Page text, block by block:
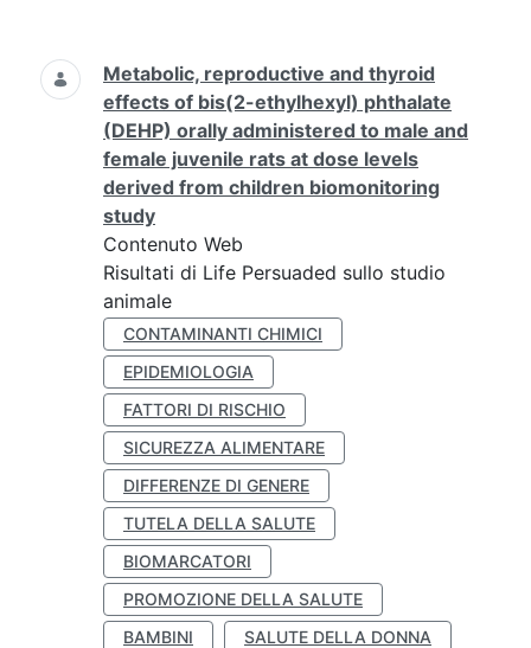
Ricerca
Metabolic, reproductive and thyroid
effects of bis(2-ethylhexyl) phthalate
(DEHP) orally administered to male and
female juvenile rats at dose levels
derived from children biomonitoring
study
Contenuto Web
Risultati di Life Persuaded sullo studio
animale
CONTAMINANTI CHIMICI
EPIDEMIOLOGIA
FATTORI DI RISCHIO
SICUREZZA ALIMENTARE
DIFFERENZE DI GENERE
TUTELA DELLA SALUTE
BIOMARCATORI
PROMOZIONE DELLA SALUTE
BAMBINI
SALUTE DELLA DONNA